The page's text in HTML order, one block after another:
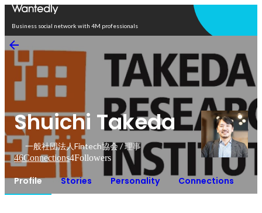
Business social network with 4M professionals
Shuichi Takeda
一般社団法人Fintech協会 / 理事
46Connections4Followers
Profile Stories Personality Connections